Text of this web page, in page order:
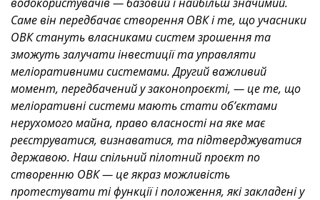
Саме він передбачає створення ОВК і те, що учасники
ОВК стануть власниками систем зрошення та
зможуть залучати інвестиції та управляти
меліоративними системами. Другий важливий
момент, передбачений у законопроєкті, — це те, що
меліоративні системи мають стати об’єктами
нерухомого майна, право власності на яке має
реєструватися, визнаватися, та підтверджуватися
державою. Наш спільний пілотний проєкт по
створенню ОВК — це якраз можливість
протестувати ті функції і положення, які закладені у